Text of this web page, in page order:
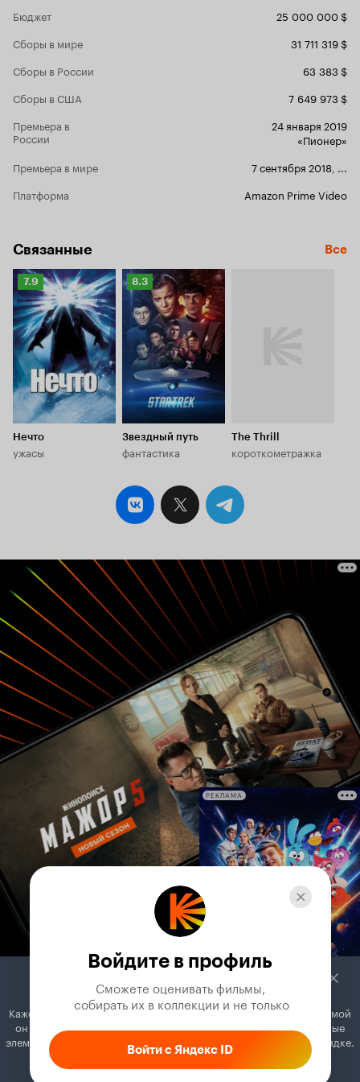
Бюджет
25 000 000 $
Сборы в мире
31 711 319 $
Сборы в России
63 383 $
Сборы в США
7 649 973 $
Премьера в
России
24 января 2019
«Пионер»
Премьера в мире
7 сентября 2018
Платформа
Amazon Prime Video
Связанные Все
Рейтинг
Кинопоиска
7.9
7.9
Нечто
ужасы
Рейтинг
Кинопоиска
8.3
8.3
Звездный путь
фантастика
The Thrill
короткометражка
РЕКЛАМА
Войдите в профиль
Сможете оценивать фильмы,
собирать их в коллекции и не только
Войти с Яндекс ID
Кажется, вы используете блокировщик рекламы. Вместе с рекламой
он может отключать постеры, папки с фильмами и другие важные
элементы. Добавьте Кинопоиск в исключения, и всё будет в порядке.
Как это сделать